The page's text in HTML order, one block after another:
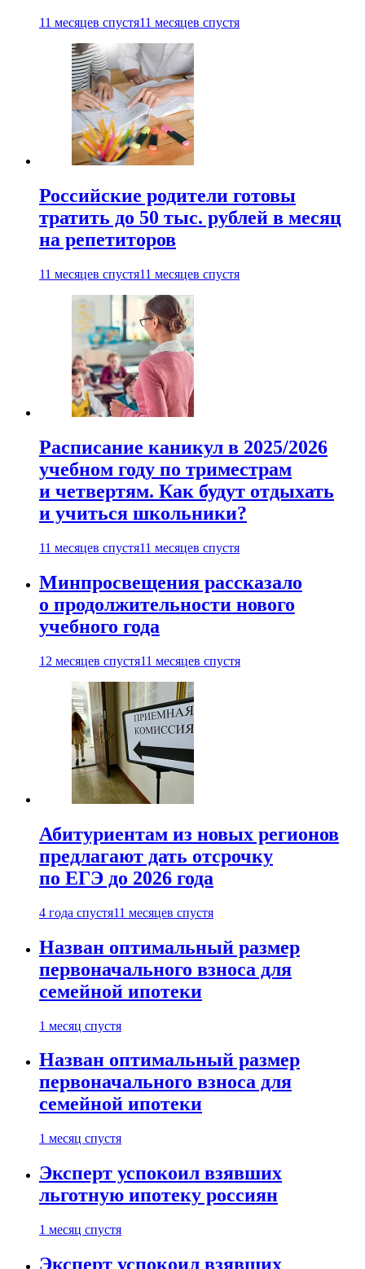
11 месяцев спустя11 месяцев спустя
Российские родители готовы
тратить до 50 тыс. рублей в месяц
на репетиторов
11 месяцев спустя11 месяцев спустя
Расписание каникул в 2025/2026
учебном году по триместрам
и четвертям. Как будут отдыхать
и учиться школьники?
11 месяцев спустя11 месяцев спустя
Минпросвещения рассказало
о продолжительности нового
учебного года
12 месяцев спустя11 месяцев спустя
Абитуриентам из новых регионов
предлагают дать отсрочку
по ЕГЭ до 2026 года
4 года спустя11 месяцев спустя
Назван оптимальный размер
первоначального взноса для
семейной ипотеки
1 месяц спустя
Назван оптимальный размер
первоначального взноса для
семейной ипотеки
1 месяц спустя
Эксперт успокоил взявших
льготную ипотеку россиян
1 месяц спустя
Эксперт успокоил взявших